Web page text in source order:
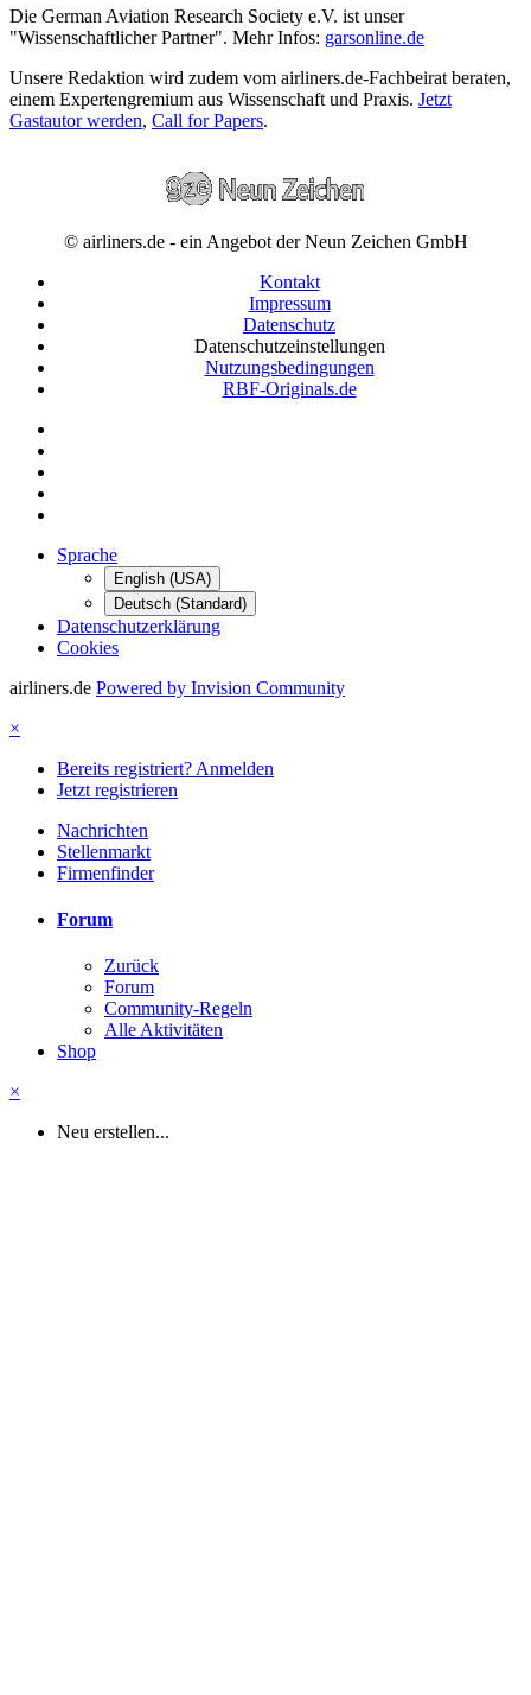
Die German Aviation Research Society e.V. ist unser
"Wissenschaftlicher Partner". Mehr Infos: garsonline.de
Unsere Redaktion wird zudem vom airliners.de-Fachbeirat beraten,
einem Expertengremium aus Wissenschaft und Praxis. Jetzt
Gastautor werden, Call for Papers.
© airliners.de - ein Angebot der Neun Zeichen GmbH
Kontakt
Impressum
Datenschutz
Datenschutzeinstellungen
Nutzungsbedingungen
RBF-Originals.de
Sprache
English (USA)
Deutsch (Standard)
Datenschutzerklärung
Cookies
airliners.de Powered by Invision Community
×
Bereits registriert? Anmelden
Jetzt registrieren
Nachrichten
Stellenmarkt
Firmenfinder
Forum
Zurück
Forum
Community-Regeln
Alle Aktivitäten
Shop
×
Neu erstellen...